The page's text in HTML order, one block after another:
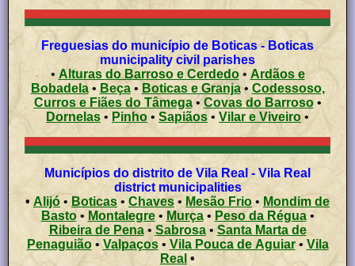
Freguesias do município de Boticas - Boticas
municipality civil parishes
•
Alturas do Barroso e Cerdedo• Ardãos e
Bobadela•Beça• Boticas e Granja•Codessoso,
Curros e Fiães do Tâmega• Covas do Barroso•
Dornelas • Pinho • Sapiãos • Vilar e Viveiro •
Municípios do distrito de Vila Real - Vila Real
district municipalities
• Alijó • Boticas • Chaves•Mesão Frio• Mondim de
Basto• Montalegre• Murça• Peso da Régua•
Ribeira de Pena• Sabrosa• Santa Marta de
Penaguião•Valpaços• Vila Pouca de Aguiar• Vila
Real •